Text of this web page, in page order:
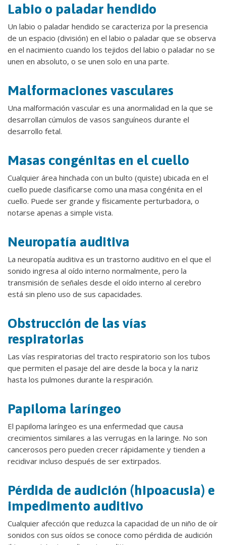
Labio o paladar hendido
Un labio o paladar hendido se caracteriza por la presencia
de un espacio (división) en el labio o paladar que se observa
en el nacimiento cuando los tejidos del labio o paladar no se
unen en absoluto, o se unen solo en una parte.
Malformaciones vasculares
Una malformación vascular es una anormalidad en la que se
desarrollan cúmulos de vasos sanguíneos durante el
desarrollo fetal.
Masas congénitas en el cuello
Cualquier área hinchada con un bulto (quiste) ubicada en el
cuello puede clasificarse como una masa congénita en el
cuello. Puede ser grande y físicamente perturbadora, o
notarse apenas a simple vista.
Neuropatía auditiva
La neuropatía auditiva es un trastorno auditivo en el que el
sonido ingresa al oído interno normalmente, pero la
transmisión de señales desde el oído interno al cerebro
está sin pleno uso de sus capacidades.
Obstrucción de las vías
respiratorias
Las vías respiratorias del tracto respiratorio son los tubos
que permiten el pasaje del aire desde la boca y la nariz
hasta los pulmones durante la respiración.
Papiloma laríngeo
El papiloma laríngeo es una enfermedad que causa
crecimientos similares a las verrugas en la laringe. No son
cancerosos pero pueden crecer rápidamente y tienden a
recidivar incluso después de ser extirpados.
Pérdida de audición (hipoacusia) e
impedimento auditivo
Cualquier afección que reduzca la capacidad de un niño de oír
sonidos con sus oídos se conoce como pérdida de audición